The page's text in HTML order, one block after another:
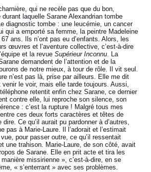
qui ne recèle pas que du bon,
durant laquelle Sarane Alexandrian tombe
diagnostic tombe : une leucémie, un cancer
qui a emporté sa femme, la peintre Madeleine
ans. Ils n’ont pas eu d’enfants. Alors, les
œuvres et l’aventure collective, c’est-à-dire
et la revueSupérieur Inconnu. La
demandent de l’attention et de la
de notre mieux, à tour de rôle. Il vit seul.
n’est pas là, prise par ailleurs. Elle me dit
venir le voir, mais elle tarde toujours. Aussi,
retentit enfin chez Sarane, ce dernier
contre elle, lui reproche son silence, son
: c’est la rupture ! Malgré tous mes
ces deux forts caractères et têtes de
Ce qu’il aurait pu pardonner à d’autres,
pas à Marie-Laure. Il l’adorait et l’estimait
pour passer outre, ce qu’il ressentait
une trahison. Marie-Laure, de son côté, avait
de Sarane. Elle en prit acte et tira les
missirienne », c’est-à-dire, en se
« s’enterrant » avec ses problèmes.